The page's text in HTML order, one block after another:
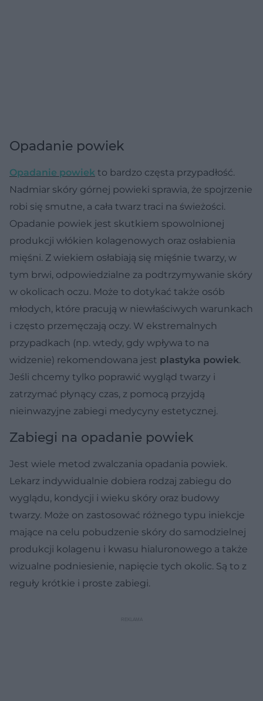
Opadanie powiek
Opadanie powiek to bardzo częsta przypadłość.
Nadmiar skóry górnej powieki sprawia, że spojrzenie
robi się smutne, a cała twarz traci na świeżości.
Opadanie powiek jest skutkiem spowolnionej
produkcji włókien kolagenowych oraz osłabienia
mięśni. Z wiekiem osłabiają się mięśnie twarzy, w
tym brwi, odpowiedzialne za podtrzymywanie skóry
w okolicach oczu. Może to dotykać także osób
młodych, które pracują w niewłaściwych warunkach
i często przemęczają oczy. W ekstremalnych
przypadkach (np. wtedy, gdy wpływa to na
widzenie) rekomendowana jest plastyka powiek.
Jeśli chcemy tylko poprawić wygląd twarzy i
zatrzymać płynący czas, z pomocą przyjdą
nieinwazyjne zabiegi medycyny estetycznej.
Zabiegi na opadanie powiek
Jest wiele metod zwalczania opadania powiek.
Lekarz indywidualnie dobiera rodzaj zabiegu do
wyglądu, kondycji i wieku skóry oraz budowy
twarzy. Może on zastosować różnego typu iniekcje
mające na celu pobudzenie skóry do samodzielnej
produkcji kolagenu i kwasu hialuronowego a także
wizualne podniesienie, napięcie tych okolic. Są to z
reguły krótkie i proste zabiegi.